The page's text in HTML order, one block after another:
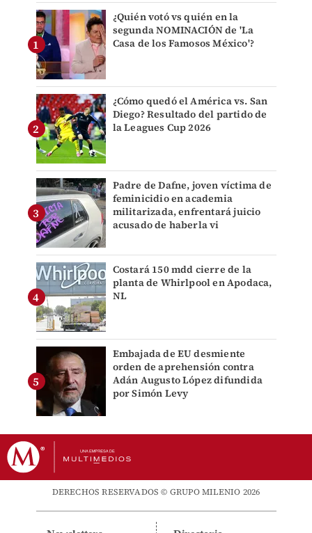
¿Quién votó vs quién en la
segunda NOMINACIÓN de 'La
Casa de los Famosos México'?
¿Cómo quedó el América vs. San
Diego? Resultado del partido de
la Leagues Cup 2026
Padre de Dafne, joven víctima de
feminicidio en academia
militarizada, enfrentará juicio
acusado de haberla vi
Costará 150 mdd cierre de la
planta de Whirlpool en Apodaca,
NL
Embajada de EU desmiente
orden de aprehensión contra
Adán Augusto López difundida
por Simón Levy
DERECHOS RESERVADOS © GRUPO MILENIO 2026